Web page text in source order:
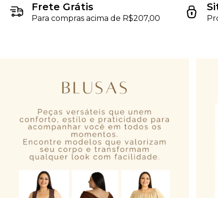
Frete Grátis
Para compras acima de R$207,00